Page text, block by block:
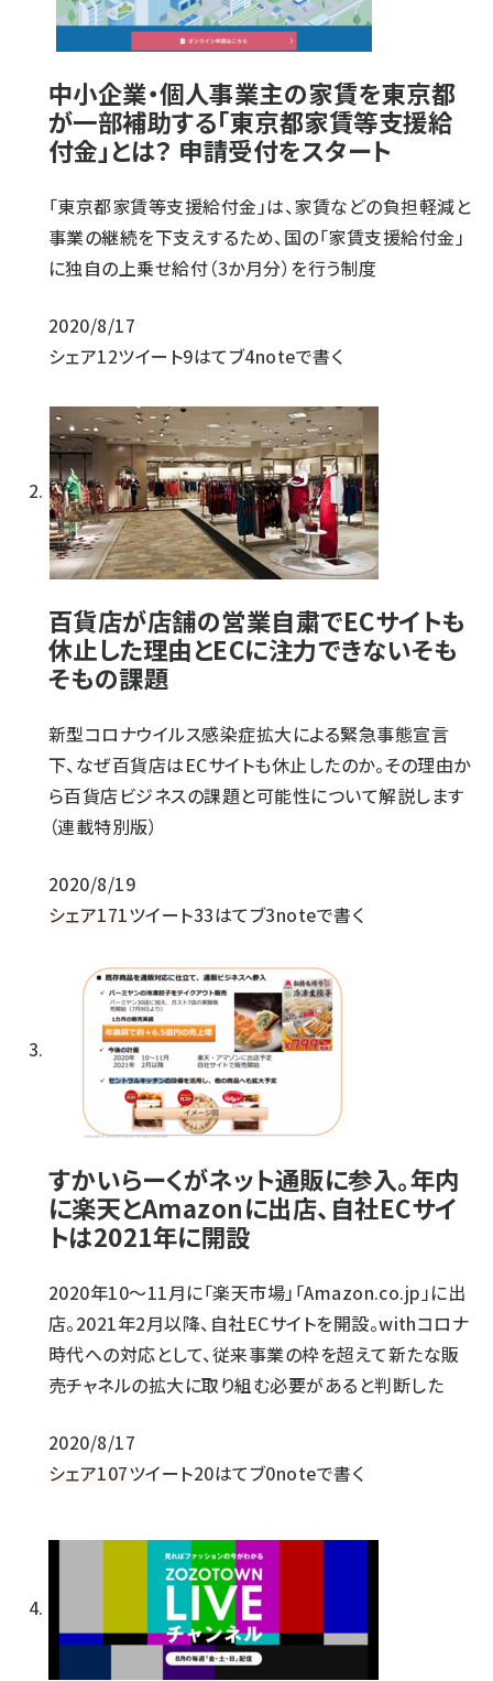
中小企業・個人事業主の家賃を東京都
が一部補助する「東京都家賃等支援給
付金」とは？ 申請受付をスタート
「東京都家賃等支援給付金」は、家賃などの負担軽減と
事業の継続を下支えするため、国の「家賃支援給付金」
に独自の上乗せ給付（3か月分）を行う制度
2020/8/17
シェア12ツイート9はてブ4noteで書く
百貨店が店舗の営業自粛でECサイトも
休止した理由とECに注力できないそも
そもの課題
新型コロナウイルス感染症拡大による緊急事態宣言
下、なぜ百貨店はECサイトも休止したのか。その理由か
ら百貨店ビジネスの課題と可能性について解説します
（連載特別版）
2020/8/19
シェア171ツイート33はてブ3noteで書く
すかいらーくがネット通販に参入。年内
に楽天とAmazonに出店、自社ECサイ
トは2021年に開設
2020年10～11月に「楽天市場」「Amazon.co.jp」に出
店。2021年2月以降、自社ECサイトを開設。withコロナ
時代への対応として、従来事業の枠を超えて新たな販
売チャネルの拡大に取り組む必要があると判断した
2020/8/17
シェア107ツイート20はてブ0noteで書く